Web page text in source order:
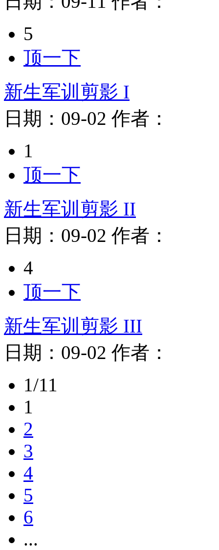
5
顶一下
新生军训剪影 I
日期： 09-02 作者：
1
顶一下
新生军训剪影 II
日期： 09-02 作者：
4
顶一下
新生军训剪影 III
日期： 09-02 作者：
1/11
1
2
3
4
5
6
...